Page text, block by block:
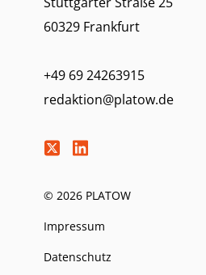
60329 Frankfurt
+49 69 24263915
redaktion@platow.de
© 2026 PLATOW
Impressum
Datenschutz